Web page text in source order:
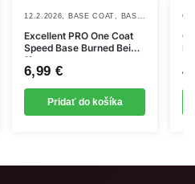
12.2.2026 BASE COAT BASE EXCELLENT PRO
Excellent PRO One Coat
Speed Base Burned Beige
11g
6,99 €
Pridať do košíka